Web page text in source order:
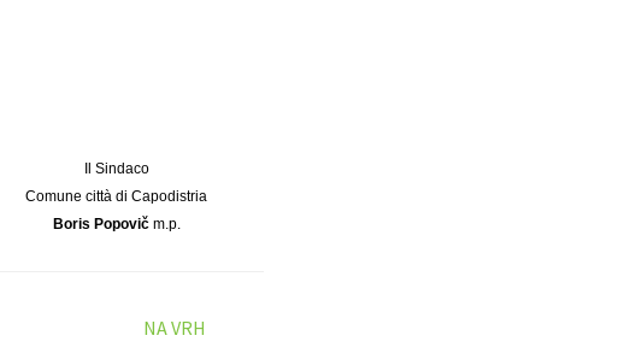
Il Sindaco
Comune città di Capodistria
Boris Popovič m.p.
NA VRH